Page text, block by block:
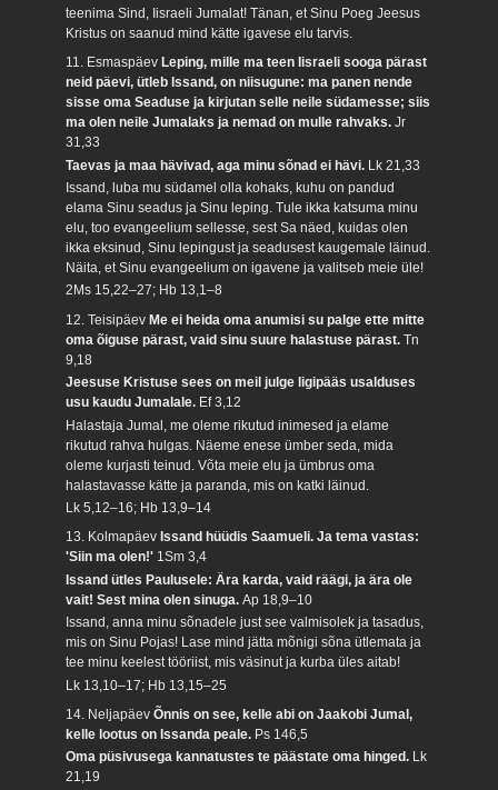
teenima Sind, Iisraeli Jumalat! Tänan, et Sinu Poeg Jeesus
Kristus on saanud mind kätte igavese elu tarvis.
11. Esmaspäev Leping, mille ma teen Iisraeli sooga pärast
neid päevi, ütleb Issand, on niisugune: ma panen nende
sisse oma Seaduse ja kirjutan selle neile südamesse; siis
ma olen neile Jumalaks ja nemad on mulle rahvaks.Jr
31,33
Taevas ja maa hävivad, aga minu sõnad ei hävi. Lk 21,33
Issand, luba mu südamel olla kohaks, kuhu on pandud
elama Sinu seadus ja Sinu leping. Tule ikka katsuma minu
elu, too evangeelium sellesse, sest Sa näed, kuidas olen
ikka eksinud, Sinu lepingust ja seadusest kaugemale läinud.
Näita, et Sinu evangeelium on igavene ja valitseb meie üle!
2Ms 15,22–27; Hb 13,1–8
12. TeisipäevMe ei heida oma anumisi su palge ette mitte
oma õiguse pärast, vaid sinu suure halastuse pärast.Tn
9,18
Jeesuse Kristuse sees on meil julge ligipääs usalduses
usu kaudu Jumalale. Ef 3,12
Halastaja Jumal, me oleme rikutud inimesed ja elame
rikutud rahva hulgas. Näeme enese ümber seda, mida
oleme kurjasti teinud. Võta meie elu ja ümbrus oma
halastavasse kätte ja paranda, mis on katki läinud.
Lk 5,12–16; Hb 13,9–14
13. Kolmapäev Issand hüüdis Saamueli. Ja tema vastas:
'Siin ma olen!' 1Sm 3,4
Issand ütles Paulusele: Ära karda, vaid räägi, ja ära ole
vait! Sest mina olen sinuga.Ap 18,9–10
Issand, anna minu sõnadele just see valmisolek ja tasadus,
mis on Sinu Pojas! Lase mind jätta mõnigi sõna ütlemata ja
tee minu keelest tööriist, mis väsinut ja kurba üles aitab!
Lk 13,10–17; Hb 13,15–25
14. NeljapäevÕnnis on see, kelle abi on Jaakobi Jumal,
kelle lootus on Issanda peale. Ps 146,5
Oma püsivusega kannatustes te päästate oma hinged. Lk
21,19